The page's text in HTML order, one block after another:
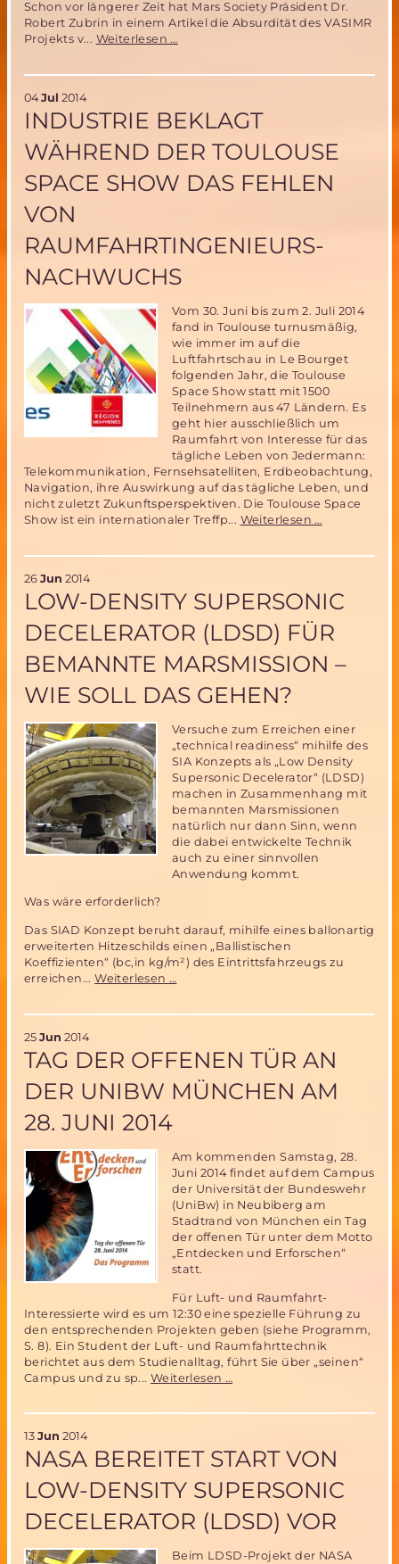
Schon vor längerer Zeit hat Mars Society Präsident Dr.
Robert Zubrin in einem Artikel die Absurdität des VASIMR
Projekts v... Weiterlesen …
für
Marsmissionen
04 Jul 2014
INDUSTRIE BEKLAGT
WÄHREND DER TOULOUSE
SPACE SHOW DAS FEHLEN
VON
RAUMFAHRTINGENIEURS-
NACHWUCHS
Vom 30. Juni bis zum 2. Juli 2014
fand in Toulouse turnusmäßig,
wie immer im auf die
Luftfahrtschau in Le Bourget
folgenden Jahr, die Toulouse
Space Show statt mit 1500
Teilnehmern aus 47 Ländern. Es
geht hier ausschließlich um
Raumfahrt von Interesse für das
tägliche Leben von Jedermann:
Telekommunikation, Fernsehsatelliten, Erdbeobachtung,
Navigation, ihre Auswirkung auf das tägliche Leben, und
nicht zuletzt Zukunftsperspektiven. Die Toulouse Space
Show ist ein internationaler Treffp... Weiterlesen …
Space
das
von
26 Jun 2014
LOW-DENSITY SUPERSONIC
DECELERATOR (LDSD) FÜR
BEMANNTE MARSMISSION –
WIE SOLL DAS GEHEN?
Versuche zum Erreichen einer
„technical readiness“ mihilfe des
SIA Konzepts als „Low Density
Supersonic Decelerator“ (LDSD)
machen in Zusammenhang mit
bemannten Marsmissionen
natürlich nur dann Sinn, wenn
die dabei entwickelte Technik
auch zu einer sinnvollen
Anwendung kommt.
Was wäre erforderlich?
Das SIAD Konzept beruht darauf, mihilfe eines ballonartig
erweiterten Hitzeschilds einen „Ballistischen
Koeffizienten“ (bc,in kg/m²) des Eintrittsfahrzeugs zu
erreichen...Weiterlesen …
für
Marsmission
das
gehen?
25 Jun 2014
TAG DER OFFENEN TÜR AN
DER UNIBW MÜNCHEN AM
28. JUNI 2014
Am kommenden Samstag, 28.
Juni 2014 findet auf dem Campus
der Universität der Bundeswehr
(UniBw) in Neubiberg am
Stadtrand von München ein Tag
der offenen Tür unter dem Motto
„Entdecken und Erforschen“
statt.
Für Luft- und Raumfahrt-
Interessierte wird es um 12:30 eine spezielle Führung zu
den entsprechenden Projekten geben (siehe Programm,
S. 8). Ein Student der Luft- und Raumfahrttechnik
berichtet aus dem Studienalltag, führt Sie über „seinen“
Campus und zu sp... Weiterlesen …
der
München
28.
2014
13 Jun 2014
NASA BEREITET START VON
LOW-DENSITY SUPERSONIC
DECELERATOR (LDSD) VOR
Beim LDSD-Projekt der NASA